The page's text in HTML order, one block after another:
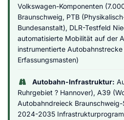
Volkswagen-Komponenten
Braunschweig, PTB
Bundesanstalt), DLR-Testfeld
automatisierte Mobilität auf der
instrumentierte Autobahnstrecke
Erfassungsmasten)
Autobahn-Infrastruktur:
Ruhrgebiet ? Hannover), A39
Autobahndreieck
2024-2035